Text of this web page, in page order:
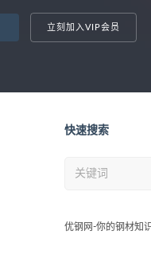
立刻加入VIP会员
快速搜索
优钢网-你的钢材知